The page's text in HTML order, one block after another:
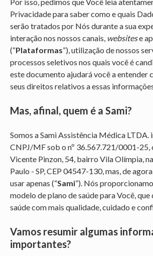
Privacidade para saber como e quais
serão tratados por Nós durante a sua
interação nos nossos canais, websitese
(“Plataformas”), utilização de nossos
processos seletivos nos quais você é
este documento ajudará você a entender
seus direitos relativos a essas
Mas, afinal, quem é a Sami?
Somos a Sami Assistência Médica LTDA.
CNPJ/MF sob o nº 36.567.721/0001-25,
Vicente Pinzon, 54, bairro Vila Olímpia,
Paulo - SP, CEP 04547-130, mas, de
usar apenas (“Sami”). Nós
modelo de plano de saúde para Você, que
saúde com mais qualidade, cuidado e
Vamos resumir algumas
importantes?